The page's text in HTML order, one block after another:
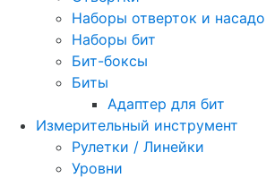
Наборы отверток и
Наборы бит
Бит-боксы
Биты
Адаптер для бит
Измерительный инструмент
Рулетки / Линейки
Уровни